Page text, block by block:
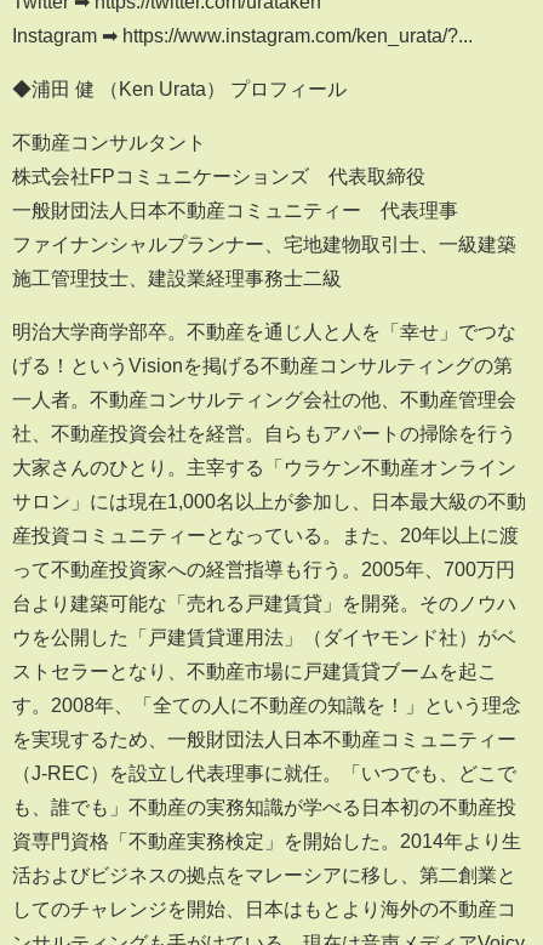
Instagram ➡︎ https://www.instagram.com/ken_urata/?...
◆浦田 健 （Ken Urata） プロフィール
不動産コンサルタント
株式会社FPコミュニケーションズ 代表取締役
一般財団法人日本不動産コミュニティー 代表理事
ファイナンシャルプランナー、宅地建物取引士、一級建築
施工管理技士、建設業経理事務士二級
明治大学商学部卒。不動産を通じ人と人を「幸せ」でつな
げる！というVisionを掲げる不動産コンサルティングの第
一人者。不動産コンサルティング会社の他、不動産管理会
社、不動産投資会社を経営。自らもアパートの掃除を行う
大家さんのひとり。主宰する「ウラケン不動産オンライン
サロン」には現在1,000名以上が参加し、日本最大級の不動
産投資コミュニティーとなっている。また、20年以上に渡
って不動産投資家への経営指導も行う。2005年、700万円
台より建築可能な「売れる戸建賃貸」を開発。そのノウハ
ウを公開した「戸建賃貸運用法」（ダイヤモンド社）がベ
ストセラーとなり、不動産市場に戸建賃貸ブームを起こ
す。2008年、「全ての人に不動産の知識を！」という理念
を実現するため、一般財団法人日本不動産コミュニティー
（J-REC）を設立し代表理事に就任。「いつでも、どこで
も、誰でも」不動産の実務知識が学べる日本初の不動産投
資専門資格「不動産実務検定」を開始した。2014年より生
活およびビジネスの拠点をマレーシアに移し、第二創業と
してのチャレンジを開始、日本はもとより海外の不動産コ